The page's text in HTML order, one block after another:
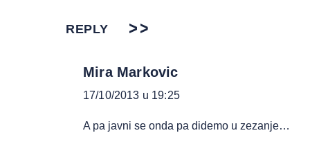
REPLY
Mira Markovic
17/10/2013 u 19:25
A pa javni se onda pa didemo u zezanje…